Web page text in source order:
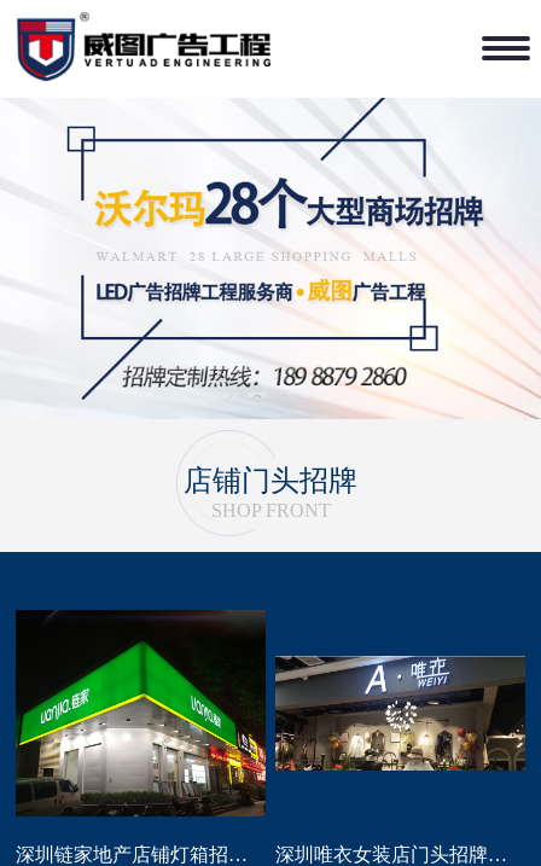
2 4
店铺门头招牌
SHOP FRONT
深圳链家地产店铺灯箱招牌定做 深圳唯衣女装店门头招牌设计制作